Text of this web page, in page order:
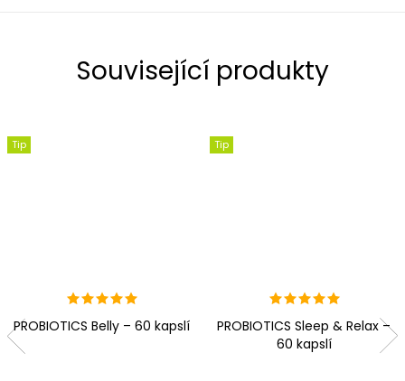
Související produkty
Tip
PROBIOTICS Belly – 60 kapslí
Tip
PROBIOTICS Sleep & Relax –
60 kapslí